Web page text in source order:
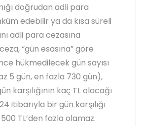
doğrudan adli para
edebilir ya da kısa süreli
adli para cezasına
“gün esasına” göre
hükmedilecek gün sayısı
5 gün, en fazla 730 gün),
karşılığının kaç TL olacağı
itibarıyla bir gün karşılığı
500 TL’den fazla olamaz.